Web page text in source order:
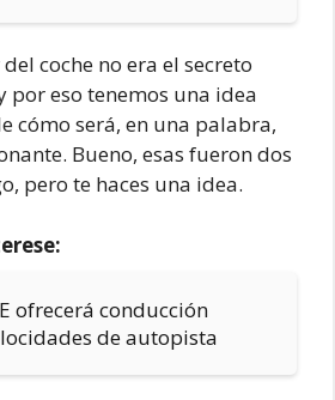
coche no era el secreto
eso tenemos una idea
cómo será, en una palabra,
Bueno, esas fueron dos
pero te haces una idea.
ofrecerá conducción
de autopista